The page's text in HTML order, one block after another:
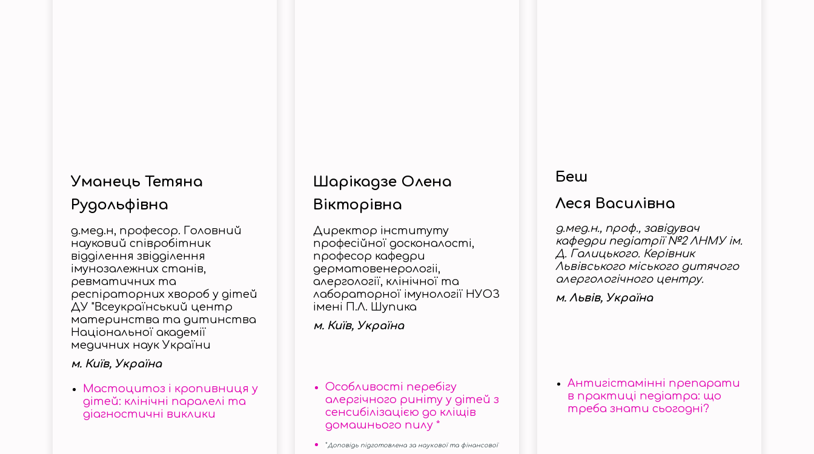
Уманець Тетяна
Рудольфівна
д.мед.н, професор. Головний
науковий співробітник
відділення звідділення
імунозалежних станів,
ревматичних та
респіраторних хвороб у дітей
ДУ "Всеукраїнський центр
материнства та дитинства
Національної академії
медичних наук України
м. Київ, Україна
Мастоцитоз і кропивниця у
дітей: клінічні паралелі та
діагностичні виклики
Шарікадзе Олена
Вікторівна
Директор інституту
професійної досконалості,
професор кафедри
дерматовенерологіі,
алергології, клінічної та
лабораторної імунології НУОЗ
імені П.Л. Шупика
м. Київ, Україна
Особливості перебігу
алергічного риніту у дітей з
сенсибілізацією до кліщів
домашнього пилу *
*Доповідь підготовлена за наукової та фінансової
Беш
Леся Василівна
д.мед.н., проф., завідувач
кафедри педіатрії №2 ЛНМУ ім.
Д. Галицького. Керівник
Львівського міського дитячого
алергологічного центру.
м. Львів, Україна
Антигістамінні препарати
в практиці педіатра: що
треба знати сьогодні?